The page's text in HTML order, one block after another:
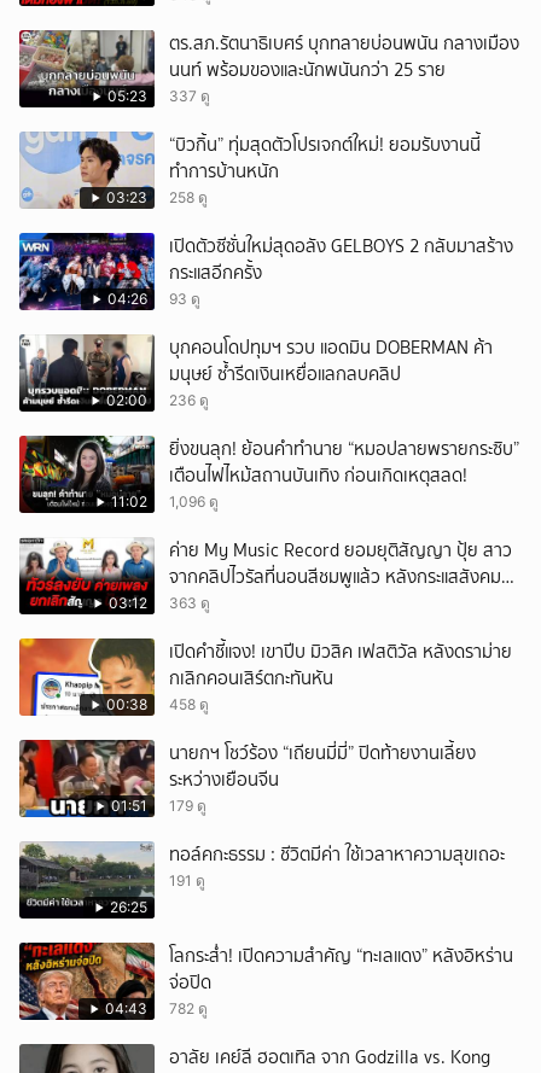
05:23
ตร.สภ.รัตนาธิเบศร์ บุกทลายบ่อนพนัน กลางเมือง
นนท์ พร้อมของและนักพนันกว่า 25 ราย
337 ดู
03:23
“บิวกิ้น” ทุ่มสุดตัวโปรเจกต์ใหม่! ยอมรับงานนี้
ทำการบ้านหนัก
258 ดู
04:26
เปิดตัวซีซั่นใหม่สุดอลัง GELBOYS 2 กลับมาสร้าง
กระแสอีกครั้ง
93 ดู
02:00
บุกคอนโดปทุมฯ รวบ แอดมิน DOBERMAN ค้า
มนุษย์ ซ้ำรีดเงินเหยื่อแลกลบคลิป
236 ดู
11:02
ยิ่งขนลุก! ย้อนคำทำนาย “หมอปลายพรายกระซิบ”
เตือนไฟไหม้สถานบันเทิง ก่อนเกิดเหตุสลด!
1,096 ดู
03:12
ค่าย My Music Record ยอมยุติสัญญา ปุ้ย สาว
จากคลิปไวรัลที่นอนสีชมพูแล้ว หลังกระแสสังคม
และคนในวงการวิจารณ์เรื่องความเหมาะสม
363 ดู
00:38
เปิดคำชี้แจง! เขาปีบ มิวสิค เฟสติวัล หลังดราม่าย
กเลิกคอนเสิร์ตกะทันหัน
458 ดู
01:51
นายกฯ โชว์ร้อง “เถียนมี่มี่” ปิดท้ายงานเลี้ยง
ระหว่างเยือนจีน
179 ดู
26:25
ทอล์คกะธรรม : ชีวิตมีค่า ใช้เวลาหาความสุขเถอะ
191 ดู
04:43
โลกระส่ำ! เปิดความสำคัญ “ทะเลแดง” หลังอิหร่าน
จ่อปิด
782 ดู
อาลัย เคย์ลี ฮอตเทิล จาก Godzilla vs. Kong